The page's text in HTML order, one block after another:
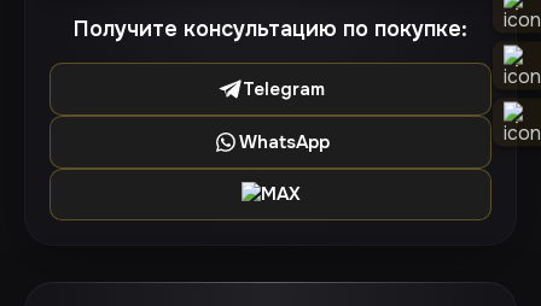
Получите консультацию по покупке:
Telegram
WhatsApp
MAX